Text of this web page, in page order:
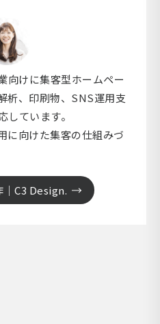
向けに集客型ホームペー
析、印刷物、SNS運用支
しています。
に向けた集客の仕組みづ
C3 Design.